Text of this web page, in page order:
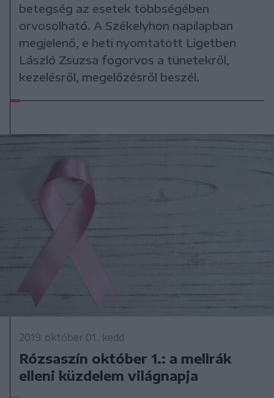
betegség az esetek többségében
orvosolható. A Székelyhon napilapban
megjelenő, e heti nyomtatott Ligetben
László Zsuzsa fogorvos a tünetekről,
kezelésről, megelőzésről beszél.
2019. október 01., kedd
Rózsaszín október 1.: a mellrák
elleni küzdelem világnapja